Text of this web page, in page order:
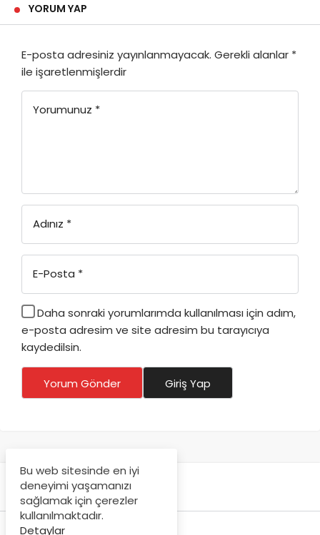
YORUM YAP
E-posta adresiniz yayınlanmayacak. Gerekli alanlar *
ile işaretlenmişlerdir
Yorumunuz *
Adınız *
E-Posta *
Daha sonraki yorumlarımda kullanılması için adım,
e-posta adresim ve site adresim bu tarayıcıya
kaydedilsin.
Yorum Gönder Giriş Yap
Bu web sitesinde en iyi
deneyimi yaşamanızı
sağlamak için çerezler
kullanılmaktadır.
Detaylar